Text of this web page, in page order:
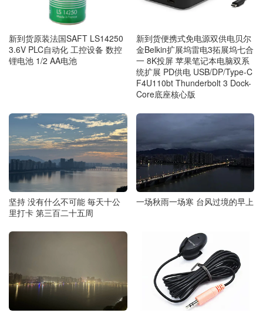
新到货原装法国SAFT LS14250
3.6V PLC自动化 工控设备 数控
锂电池 1/2 AA电池
新到货便携式免电源双供电贝尔
金Belkin扩展坞雷电3拓展坞七合
一 8K投屏 苹果笔记本电脑双系
统扩展 PD供电 USB/DP/Type-C
F4U110bt Thunderbolt 3 Dock-
Core底座核心版
坚持 没有什么不可能 毎天十公
里打卡 第三百二十五周
一场秋雨一场寒 台风过境的早上